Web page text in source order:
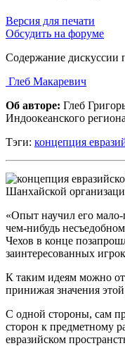
Версия для печати
Обсудить на форуме
Содержание дискуссии
Глеб Макаревич
Об авторе: Глеб
Индоокеанского
Тэги: концепция
Шанхайской
«Опыт научил его
чем-нибудь
Чехов в конце
заинтересованных
К таким идеям можно
принижая значения
С одной стороны, сам
сторон к предметному
евразийском